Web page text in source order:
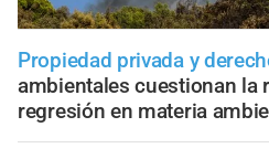
Propiedad privada y
ambientales cuestionan la
regresión en materia